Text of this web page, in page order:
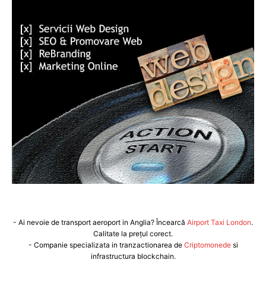
- Ai nevoie de transport aeroport in Anglia? Încearcă Airport Taxi London.
Calitate la prețul corect.
- Companie specializata in tranzactionarea de Criptomonedesi
infrastructura blockchain.